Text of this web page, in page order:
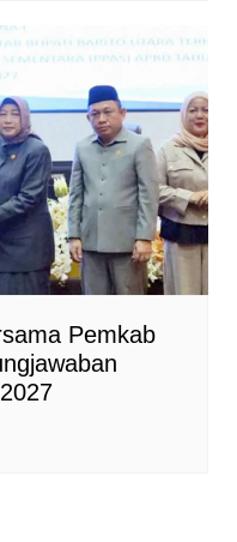
Pemkab